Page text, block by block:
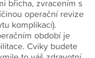
břicha, zvracením s
operační revize
komplikací).
období je
Cviky budete